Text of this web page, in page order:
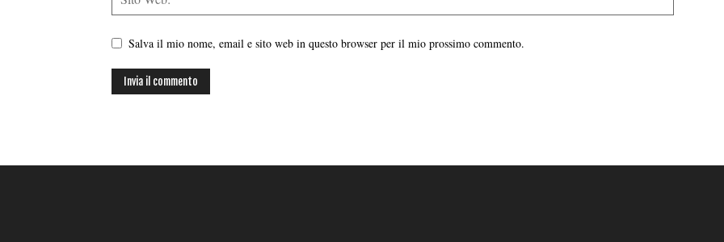
Salva il mio nome, email e sito web in questo browser per il mio prossimo commento.